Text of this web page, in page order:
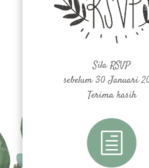
Sila RSVP
sebelum 30 Januari
Terima kasih
h